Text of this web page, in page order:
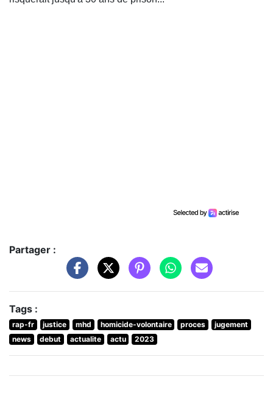
Partager :
Tags :
rap-fr justice mhd homicide-volontaire proces
jugement
news
debut actualite actu 2023